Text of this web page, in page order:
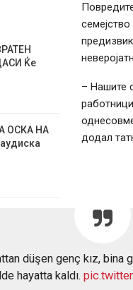
Ќе
ОСКА НА
– Нашите
додал
düşen genç kız,
hayatta kaldı.